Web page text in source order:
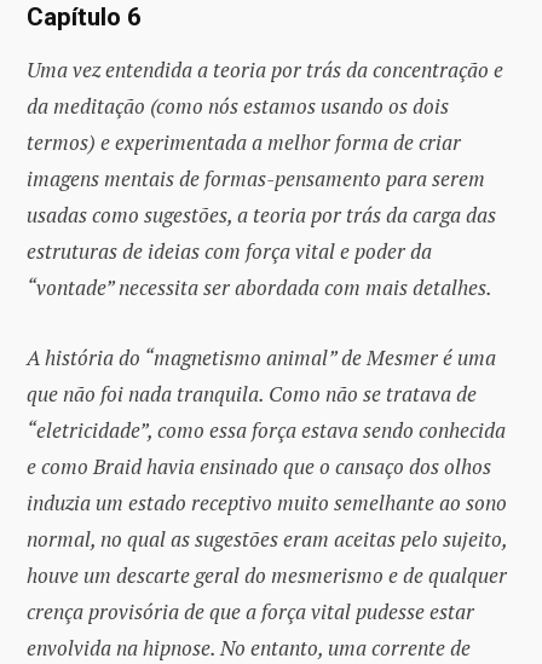
Capítulo 6
Uma vez entendida a teoria por trás da concentração e
da meditação (como nós estamos usando os dois
termos) e experimentada a melhor forma de criar
imagens mentais de formas-pensamento para serem
usadas como sugestões, a teoria por trás da carga das
estruturas de ideias com força vital e poder da
“vontade” necessita ser abordada com mais detalhes.
A história do “magnetismo animal” de Mesmer é uma
que não foi nada tranquila. Como não se tratava de
“eletricidade”, como essa força estava sendo conhecida
e como Braid havia ensinado que o cansaço dos olhos
induzia um estado receptivo muito semelhante ao sono
normal, no qual as sugestões eram aceitas pelo sujeito,
houve um descarte geral do mesmerismo e de qualquer
crença provisória de que a força vital pudesse estar
envolvida na hipnose. No entanto, uma corrente de